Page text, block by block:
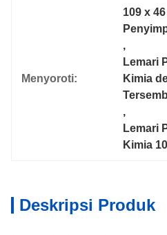
Menyoroti:
109 x
,
Lemari
Kimia
,
Lemari
Kimia
Deskripsi Produk